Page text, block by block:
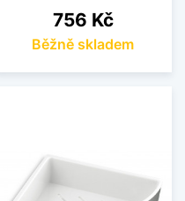
Cena
756 Kč
Běžně skladem